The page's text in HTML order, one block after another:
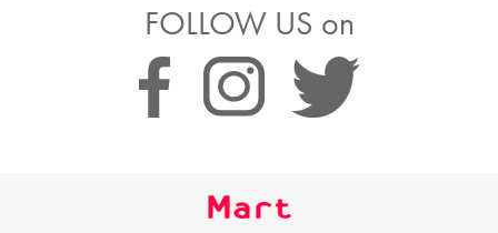
FOLLOW US on